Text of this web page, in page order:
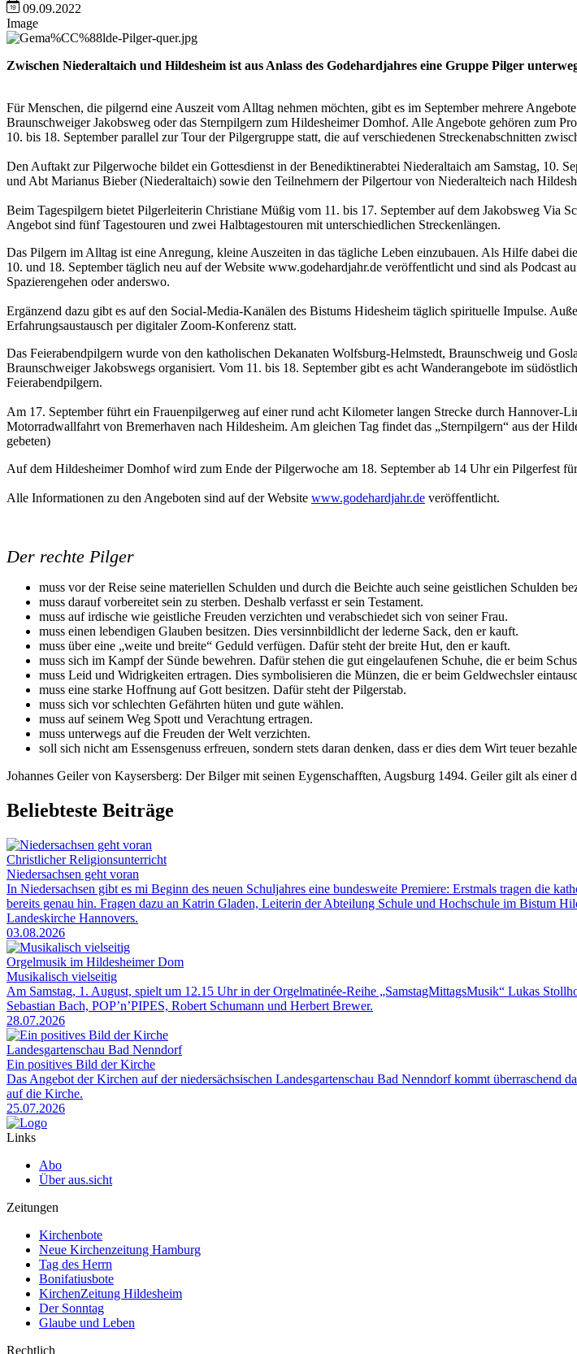
09.09.2022
Image
Zwischen Niederaltaich und Hildesheim ist aus Anlass des Godehardjahres eine Gruppe Pilger
Für Menschen, die pilgernd eine Auszeit vom Alltag nehmen möchten, gibt es im September mehrere
Braunschweiger Jakobsweg oder das Sternpilgern zum Hildesheimer Domhof. Alle Angebote gehören zum
10. bis 18. September parallel zur Tour der Pilgergruppe statt, die auf verschiedenen Streckenabschnitten
Den Auftakt zur Pilgerwoche bildet ein Gottesdienst in der Benediktinerabtei Niederaltaich am Samstag, 10.
und Abt Marianus Bieber (Niederaltaich) sowie den Teilnehmern der Pilgertour von Niederalteich nach
Beim Tagespilgern bietet Pilgerleiterin Christiane Müßig vom 11. bis 17. September auf dem Jakobsweg Via
Angebot sind fünf Tagestouren und zwei Halbtagestouren mit unterschiedlichen Streckenlängen.
Das Pilgern im Alltag ist eine Anregung, kleine Auszeiten in das tägliche Leben einzubauen. Als Hilfe dabei
10. und 18. September täglich neu auf der Website www.godehardjahr.de veröffentlicht und sind als
Spazierengehen oder anderswo.
Ergänzend dazu gibt es auf den Social-Media-Kanälen des Bistums Hidesheim täglich spirituelle Impulse.
Erfahrungsaustausch per digitaler Zoom-Konferenz statt.
Das Feierabendpilgern wurde von den katholischen Dekanaten Wolfsburg-Helmstedt, Braunschweig und
Braunschweiger Jakobswegs organisiert. Vom 11. bis 18. September gibt es acht Wanderangebote im
Feierabendpilgern.
Am 17. September führt ein Frauenpilgerweg auf einer rund acht Kilometer langen Strecke durch Hannover-
Motorradwallfahrt von Bremerhaven nach Hildesheim. Am gleichen Tag findet das „Sternpilgern“ aus der
gebeten)
Auf dem Hildesheimer Domhof wird zum Ende der Pilgerwoche am 18. September ab 14 Uhr ein Pilgerfest
Alle Informationen zu den Angeboten sind auf der Website www.godehardjahr.de veröffentlicht.
Der rechte Pilger
muss vor der Reise seine materiellen Schulden und durch die Beichte auch seine geistlichen Schulden
muss darauf vorbereitet sein zu sterben. Deshalb verfasst er sein Testament.
muss auf irdische wie geistliche Freuden verzichten und verabschiedet sich von seiner Frau.
muss einen lebendigen Glauben besitzen. Dies versinnbildlicht der lederne Sack, den er kauft.
muss über eine „weite und breite“ Geduld verfügen. Dafür steht der breite Hut, den er kauft.
muss sich im Kampf der Sünde bewehren. Dafür stehen die gut eingelaufenen Schuhe, die er beim
muss Leid und Widrigkeiten ertragen. Dies symbolisieren die Münzen, die er beim Geldwechsler
muss eine starke Hoffnung auf Gott besitzen. Dafür steht der Pilgerstab.
muss sich vor schlechten Gefährten hüten und gute wählen.
muss auf seinem Weg Spott und Verachtung ertragen.
muss unterwegs auf die Freuden der Welt verzichten.
soll sich nicht am Essensgenuss erfreuen, sondern stets daran denken, dass er dies dem Wirt teuer
Johannes Geiler von Kaysersberg: Der Bilger mit seinen Eygenschafften, Augsburg 1494. Geiler gilt als einer
Beliebteste Beiträge
Christlicher Religionsunterricht
Niedersachsen geht voran
In Niedersachsen gibt es mi Beginn des neuen Schuljahres eine bundesweite Premiere: Erstmals tragen die
bereits genau hin. Fragen dazu an Katrin Gladen, Leiterin der Abteilung Schule und Hochschule im Bistum
Landeskirche Hannovers.
03.08.2026
Orgelmusik im Hildesheimer Dom
Musikalisch vielseitig
Am Samstag, 1. August, spielt um 12.15 Uhr in der Orgelmatinée-Reihe „SamstagMittagsMusik“ Lukas
Sebastian Bach, POP’n’PIPES, Robert Schumann und Herbert Brewer.
28.07.2026
Landesgartenschau Bad Nenndorf
Ein positives Bild der Kirche
Das Angebot der Kirchen auf der niedersächsischen Landesgartenschau Bad Nenndorf kommt
auf die Kirche.
25.07.2026
Links
Abo
Über aus.sicht
Zeitungen
Kirchenbote
Neue Kirchenzeitung Hamburg
Tag des Herrn
Bonifatiusbote
KirchenZeitung Hildesheim
Der Sonntag
Glaube und Leben
Rechtlich